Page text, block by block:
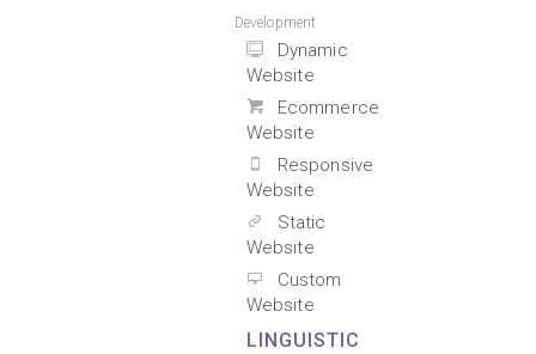
Development
Dynamic
Website
Ecommerce
Website
Responsive
Website
Static
Website
Custom
Website
LINGUISTIC